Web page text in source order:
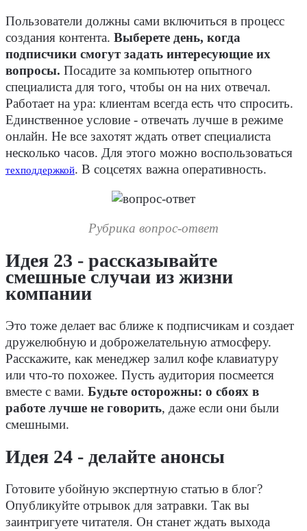
Пользователи должны сами включиться в процесс
создания контента. Выберете день, когда
подписчики смогут задать интересующие их
вопросы. Посадите за компьютер опытного
специалиста для того, чтобы он на них отвечал.
Работает на ура: клиентам всегда есть что спросить.
Единственное условие - отвечать лучше в режиме
онлайн. Не все захотят ждать ответ специалиста
несколько часов. Для этого можно воспользоваться
техподдержкой. В соцсетях важна оперативность.
Рубрика вопрос-ответ
Идея 23 - рассказывайте
смешные случаи из жизни
компании
Это тоже делает вас ближе к подписчикам и создает
дружелюбную и доброжелательную атмосферу.
Расскажите, как менеджер залил кофе клавиатуру
или что-то похожее. Пусть аудитория посмеется
вместе с вами. Будьте осторожны: о сбоях в
работе лучше не говорить, даже если они были
смешными.
Идея 24 - делайте анонсы
Готовите убойную экспертную статью в блог?
Опубликуйте отрывок для затравки. Так вы
заинтригуете читателя. Он станет ждать выхода